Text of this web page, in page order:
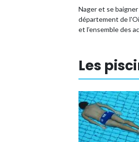
Nager et se
département de
et l’ensemble des
Les